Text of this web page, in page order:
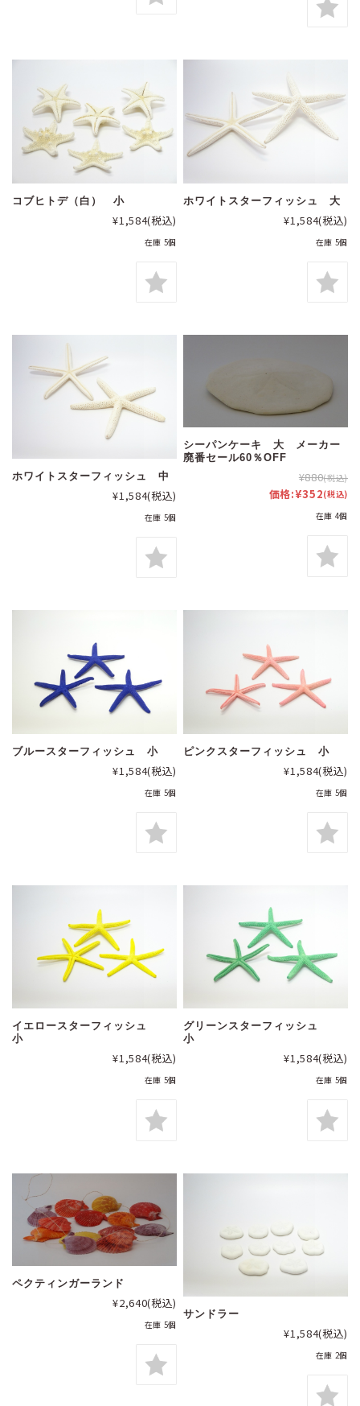
コブヒトデ（白） 小
¥1,584(税込)
在庫 5個
ホワイトスターフィッシュ 大
¥1,584(税込)
在庫 5個
ホワイトスターフィッシュ 中
¥1,584(税込)
在庫 5個
シーパンケーキ 大 メーカー
廃番セール60％OFF
¥880(税込)
価格:¥352(税込)
在庫 4個
ブルースターフィッシュ 小
¥1,584(税込)
在庫 5個
ピンクスターフィッシュ 小
¥1,584(税込)
在庫 5個
イエロースターフィッシュ
小
¥1,584(税込)
在庫 5個
グリーンスターフィッシュ
小
¥1,584(税込)
在庫 5個
ペクティンガーランド
¥2,640(税込)
在庫 5個
サンドラー
¥1,584(税込)
在庫 2個